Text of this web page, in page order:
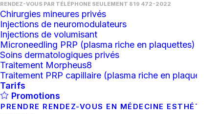
RENDEZ-VOUS PAR TÉLÉPHONE SEULEMENT 819 472-2022
Chirurgies mineures privés
Injections de neuromodulateurs
Injections de volumisant
Microneedling PRP (plasma riche en plaquettes)
Soins dermatologiques privés
Traitement Morpheus8
Traitement PRP capillaire (plasma riche en plaquettes)
Tarifs
Promotions
PRENDRE RENDEZ-VOUS EN MÉDECINE